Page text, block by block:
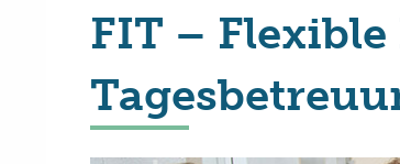
FIT –